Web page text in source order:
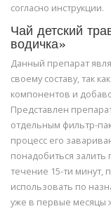
согласно инструкции.
Чай детский
водичка»
Данный препарат
своему составу, так
компонентов и
Представлен
отдельным фильтр-
процесс его
понадобиться залить
течение 15-ти минут,
использовать по
уже в первые месяцы